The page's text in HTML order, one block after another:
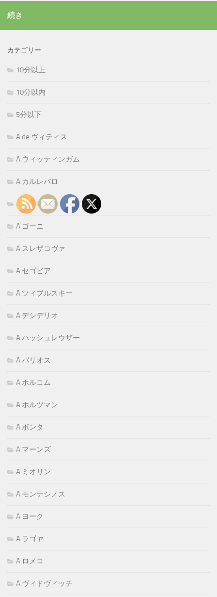
続き
カテゴリー
10分以上
10分以内
5分以下
A.de.ヴィティス
A.ウィッティンガム
A.カルレバロ
A.ゲレロ
A.ゴーニ
A.スレザコヴァ
A.セゴビア
A.ツィブルスキー
A.デシデリオ
A.ハッシュレウザー
A.バリオス
A.ホルコム
A.ホルツマン
A.ボンタ
A.マーンズ
A.ミオリン
A.モンテシノス
A.ヨーク
A.ラゴヤ
A.ロメロ
A.ヴィドヴィッチ